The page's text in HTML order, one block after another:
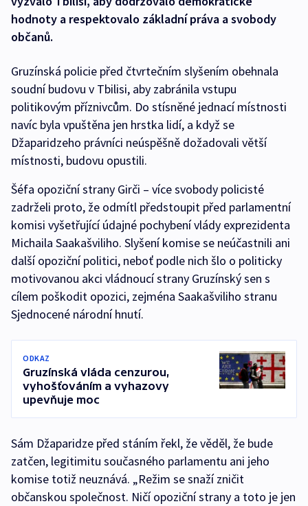
hodnoty a respektovalo základní práva a svobody
občanů.
Gruzínská policie před čtvrtečním slyšením obehnala
soudní budovu v Tbilisi, aby zabránila vstupu
politikovým příznivcům. Do stísněné jednací místnosti
navíc byla vpuštěna jen hrstka lidí, a když se
Džaparidzeho právníci neúspěšně dožadovali větší
místnosti, budovu opustili.
Šéfa opoziční strany Girči – více svobody policisté
zadrželi proto, že odmítl předstoupit před parlamentní
komisi vyšetřující údajné pochybení vlády exprezidenta
Michaila Saakašviliho. Slyšení komise se neúčastnili ani
další opoziční politici, neboť podle nich šlo o politicky
motivovanou akci vládnoucí strany Gruzínský sen s
cílem poškodit opozici, zejména Saakašviliho stranu
Sjednocené národní hnutí.
ODKAZ
Gruzínská vláda cenzurou,
vyhošťováním a vyhazovy
upevňuje moc
Sám Džaparidze před stáním řekl, že věděl, že bude
zatčen, legitimitu současného parlamentu ani jeho
komise totiž neuznává. „Režim se snaží zničit
občanskou společnost. Ničí opoziční strany a toto je jen